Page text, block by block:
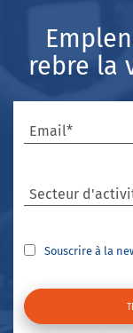
rebre la
Email*
Secteur
Souscrire à la